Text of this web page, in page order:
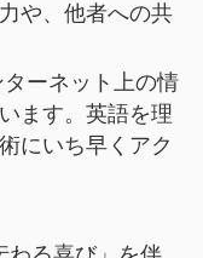
や、他者への共
ターネット上の情
ます。英語を理
にいち早くアク